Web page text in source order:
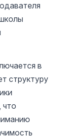
в
структуру
что